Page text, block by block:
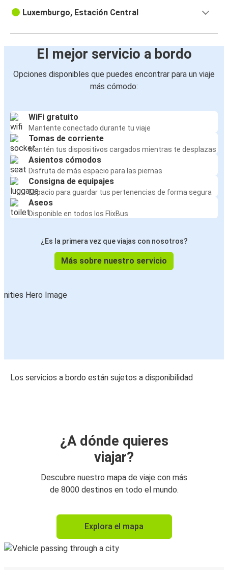
Luxemburgo, Estación Central
El mejor servicio a bordo
Opciones disponibles que puedes encontrar para un viaje
más cómodo:
WiFi gratuito
Mantente conectado durante tu viaje
Tomas de corriente
Mantén tus dispositivos cargados mientras te desplazas
Asientos cómodos
Disfruta de más espacio para las piernas
Consigna de equipajes
Espacio para guardar tus pertenencias de forma segura
Aseos
Disponible en todos los FlixBus
¿Es la primera vez que viajas con nosotros?
Más sobre nuestro servicio
Los servicios a bordo están sujetos a disponibilidad
¿A dónde quieres
viajar?
Descubre nuestro mapa de viaje con más
de 8000 destinos en todo el mundo.
Explora el mapa